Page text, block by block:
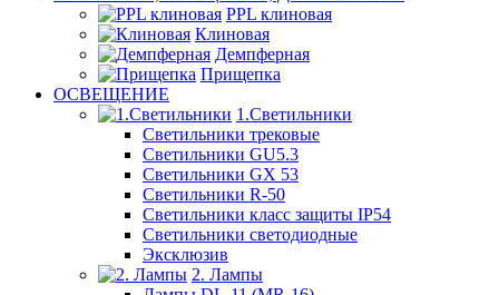
PPL клиновая
Клиновая
Демпферная
Прищепка
ОСВЕЩЕНИЕ
1.Светильники
Светильники трековые
Светильники GU5.3
Светильники GX 53
Светильники R-50
Светильники класс защиты IP54
Светильники светодиодные
Эксклюзив
2. Лампы